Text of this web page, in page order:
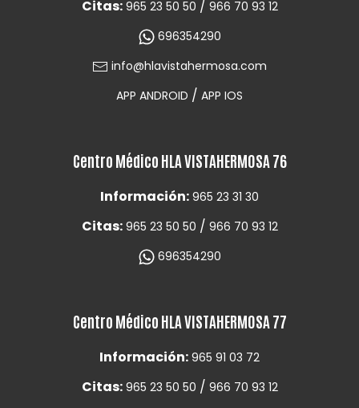
Citas: 965 23 50 50 / 966 70 93 12
696354290
info@hlavistahermosa.com
APP ANDROID / APP IOS
Centro Médico HLA VISTAHERMOSA 76
Información: 965 23 31 30
Citas: 965 23 50 50 / 966 70 93 12
696354290
Centro Médico HLA VISTAHERMOSA 77
Información: 965 91 03 72
Citas: 965 23 50 50 / 966 70 93 12